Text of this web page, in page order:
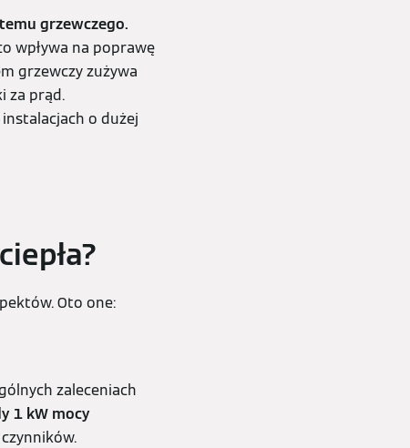
grzewczego.
wpływa na poprawę
grzewczy zużywa
za prąd.
o dużej
Oto one:
zaleceniach
1 kW mocy